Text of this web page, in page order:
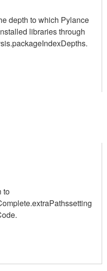
depth to which Pylance
libraries through
.
to
setting